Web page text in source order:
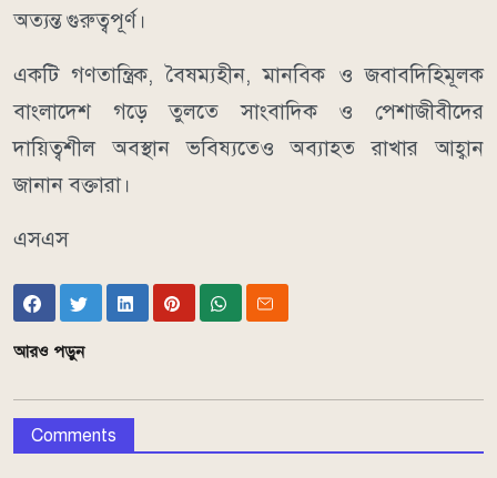
অত্যন্ত গুরুত্বপূর্ণ।
একটি গণতান্ত্রিক, বৈষম্যহীন, মানবিক ও জবাবদিহিমূলক
বাংলাদেশ গড়ে তুলতে সাংবাদিক ও পেশাজীবীদের
দায়িত্বশীল অবস্থান ভবিষ্যতেও অব্যাহত রাখার আহ্বান
জানান বক্তারা।
এসএস
আরও পড়ুন
Comments